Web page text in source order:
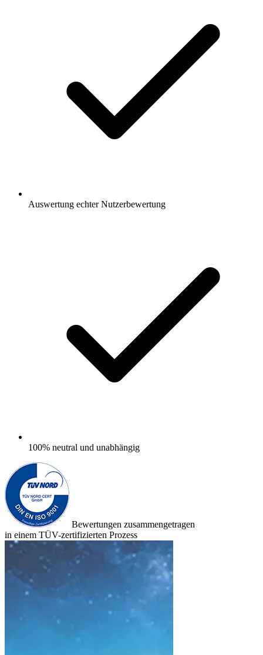
Auswertung echter Nutzerbewertung
100% neutral und unabhängig
Bewertungen zusammengetragen
in einem TÜV-zertifizierten Prozess